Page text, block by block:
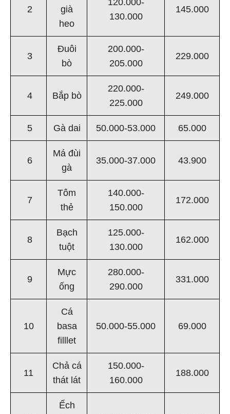
2
già
heo
120.000-
130.000
145.000
3
Đuôi
bò
200.000-
205.000
229.000
4 Bắp bò
220.000-
225.000
249.000
5 Gà dai 50.000-53.000 65.000
6
Má đùi
gà
35.000-37.000 43.900
7
Tôm
thẻ
140.000-
150.000
172.000
8
Bạch
tuột
125.000-
130.000
162.000
9
Mực
ống
280.000-
290.000
331.000
10
Cá
basa
filllet
50.000-55.000 69.000
11
Chả cá
thát lát
150.000-
160.000
188.000
Ếch